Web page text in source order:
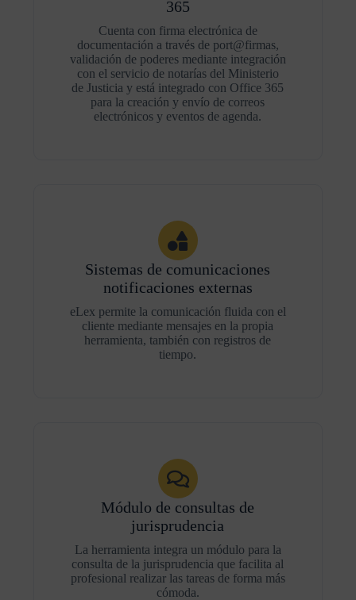
365
Cuenta con firma electrónica de
documentación a través de port@firmas,
validación de poderes mediante integración
con el servicio de notarías del Ministerio
de Justicia y está integrado con Office 365
para la creación y envío de correos
electrónicos y eventos de agenda.
Sistemas de comunicaciones
notificaciones externas
eLex permite la comunicación fluida con el
cliente mediante mensajes en la propia
herramienta, también con registros de
tiempo.
Módulo de consultas de
jurisprudencia
La herramienta integra un módulo para la
consulta de la jurisprudencia que facilita al
profesional realizar las tareas de forma más
cómoda.